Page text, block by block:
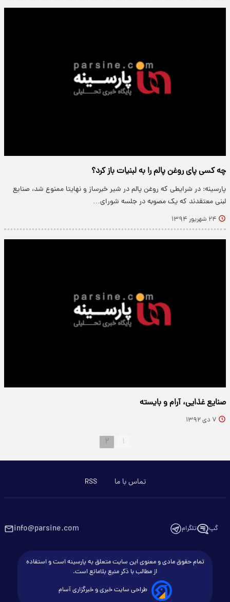
چه کسی پای روغن پالم را به لبنیات باز کرد؟
پارسینه: در شرایطی که روغن پالم در شیر خبرساز و نهایتا ممنوع شد، صنایع
لبنی معتقدند که یک مصوبه در جلسه شورای…
۲۴ شهریور ۱۳۹۴
صنایع غذایی، آرام و بایسته
۷ دی ۱۳۹۲
۱ ۲
تماس با ما RSS
گپ تلگرام info@parsine.com
تمام حقوق مادی و معنوی این سایت متعلق به پارسینه است و استفاده
از مطالب با ذکر منبع بلامانع است.
طراحی سایت خبری و خبرگزاری آسام